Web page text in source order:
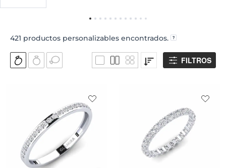
421 productos personalizables encontrados.
FILTROS